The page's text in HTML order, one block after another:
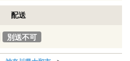
配送
別送不可